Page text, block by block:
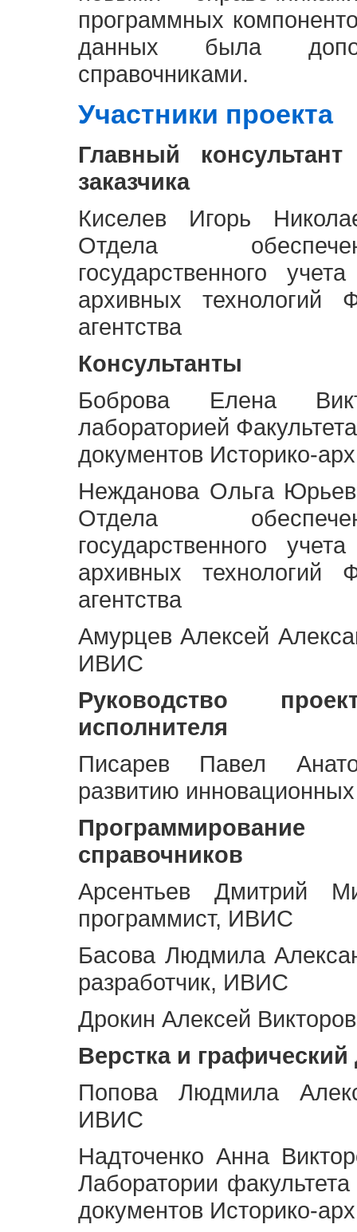
программных
данных была
справочниками.
Участники проекта
Главный
заказчика
Киселев Игорь
Отдела
государственного
архивных технологий
агентства
Консультанты
Боброва Елена
лабораторией
документов Историко-
Нежданова Ольга
Отдела
государственного
архивных технологий
агентства
Амурцев Алексей
ИВИС
Руководство
исполнителя
Писарев Павел
развитию
Программирование
справочников
Арсентьев Дмитрий
программист, ИВИС
Басова Людмила
разработчик, ИВИС
Дрокин Алексей
Верстка и графический
Попова Людмила
ИВИС
Надточенко Анна
Лаборатории
документов Историко-